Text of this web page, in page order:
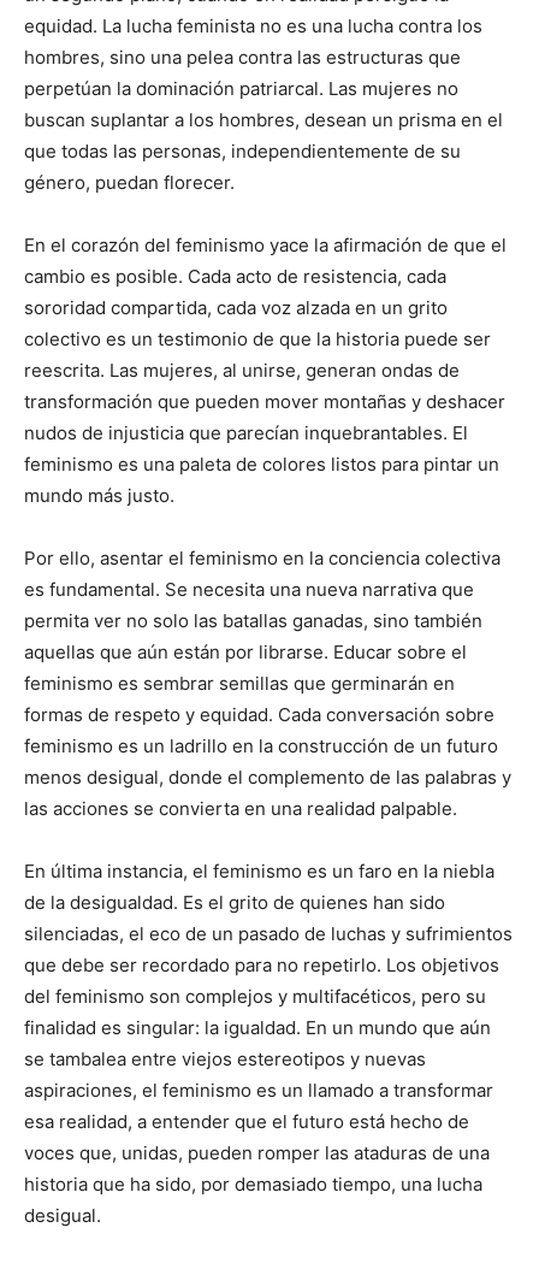
equidad. La lucha feminista no es una lucha contra los
hombres, sino una pelea contra las estructuras que
perpetúan la dominación patriarcal. Las mujeres no
buscan suplantar a los hombres, desean un prisma en el
que todas las personas, independientemente de su
género, puedan florecer.
En el corazón del feminismo yace la afirmación de que el
cambio es posible. Cada acto de resistencia, cada
sororidad compartida, cada voz alzada en un grito
colectivo es un testimonio de que la historia puede ser
reescrita. Las mujeres, al unirse, generan ondas de
transformación que pueden mover montañas y deshacer
nudos de injusticia que parecían inquebrantables. El
feminismo es una paleta de colores listos para pintar un
mundo más justo.
Por ello, asentar el feminismo en la conciencia colectiva
es fundamental. Se necesita una nueva narrativa que
permita ver no solo las batallas ganadas, sino también
aquellas que aún están por librarse. Educar sobre el
feminismo es sembrar semillas que germinarán en
formas de respeto y equidad. Cada conversación sobre
feminismo es un ladrillo en la construcción de un futuro
menos desigual, donde el complemento de las palabras y
las acciones se convierta en una realidad palpable.
En última instancia, el feminismo es un faro en la niebla
de la desigualdad. Es el grito de quienes han sido
silenciadas, el eco de un pasado de luchas y sufrimientos
que debe ser recordado para no repetirlo. Los objetivos
del feminismo son complejos y multifacéticos, pero su
finalidad es singular: la igualdad. En un mundo que aún
se tambalea entre viejos estereotipos y nuevas
aspiraciones, el feminismo es un llamado a transformar
esa realidad, a entender que el futuro está hecho de
voces que, unidas, pueden romper las ataduras de una
historia que ha sido, por demasiado tiempo, una lucha
desigual.